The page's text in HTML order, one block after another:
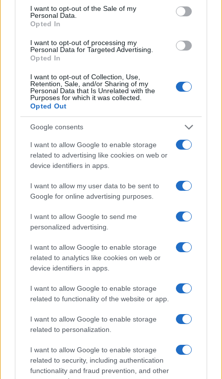
I want to opt-out of the Sale of my
Personal Data.
Opted In
I want to opt-out of processing my
Personal Data for Targeted Advertising.
Opted In
I want to opt-out of Collection, Use,
Retention, Sale, and/or Sharing of my
Personal Data that Is Unrelated with the
Purposes for which it was collected.
Opted Out
Google consents
I want to allow Google to enable storage
related to advertising like cookies on web or
device identifiers in apps.
I want to allow my user data to be sent to
Google for online advertising purposes.
I want to allow Google to send me
personalized advertising.
I want to allow Google to enable storage
related to analytics like cookies on web or
device identifiers in apps.
I want to allow Google to enable storage
related to functionality of the website or app.
I want to allow Google to enable storage
related to personalization.
I want to allow Google to enable storage
related to security, including authentication
functionality and fraud prevention, and other
Kao da to nije bilo dovoljno, plaćanje dugova na taj
način po Palanci, otac je nesrećnu djevojčicu vodio
i u Beograd, na čuveni Plavi most. Tu je dijete
preživljavalo nove traume, prinuđeno da prodaje
svoje tijelo.
U toku je identifikacija ostalih koji su iskoristili
nesrećnu djevojčicu da bi i oni bili privedeni pravdi
- Ona se protivila tome, ali je dobijala batine od
Terao ju je da se prostituiše. A cjenovnik je bio -
hiljadu dinara za klasičan seks, 500 dinara za
oralni seks- kaže naš izvor.
Otac je poslije djevojčicine prijave uhapšen na
beogradskom Vračaru. U Tužilaštvu kažu da je u
toku identifikacija ostalih koji su iskoristili
nesrećnu djevojčicu kako bi i oni bili privedeni
pravdi.
Prijeti im do 15 godina zatvora
Za krivično djelo trgovine ljudima, kada je žrtva
trgovine dijete, kazna zaprijećena zakonom je od
pet do 15 godina zatvora. Po starom zakonu koji će
se ovdje vjerovatno primjenjivati zaprećena kazna
je od jedne do osam godina zatvora.
(blic.rs)